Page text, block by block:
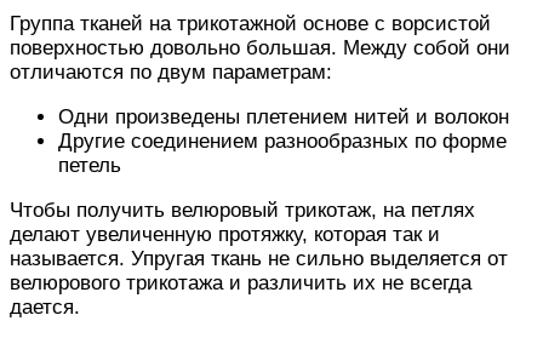
Группа тканей на трикотажной основе с ворсистой
поверхностью довольно большая. Между собой они
отличаются по двум параметрам:
Одни произведены плетением нитей и волокон
Другие соединением разнообразных по форме
петель
Чтобы получить велюровый трикотаж, на петлях
делают увеличенную протяжку, которая так и
называется. Упругая ткань не сильно выделяется от
велюрового трикотажа и различить их не всегда
дается.